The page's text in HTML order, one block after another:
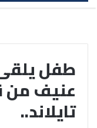
طفل
عنيف من
تايلاند..